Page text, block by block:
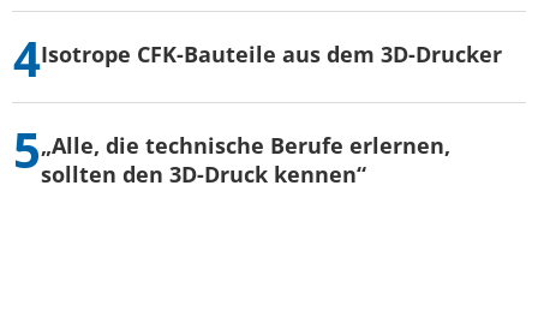
Isotrope CFK-Bauteile aus dem 3D-Drucker
„Alle, die technische Berufe erlernen,
sollten den 3D-Druck kennen“